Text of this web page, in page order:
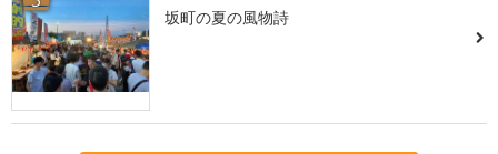
坂町の夏の風物詩